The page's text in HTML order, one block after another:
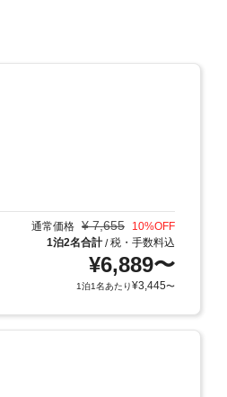
通常価格 ¥ 7,655 10%OFF
1泊2名合計/税・手数料込
¥6,889〜
1泊1名あたり¥3,445〜